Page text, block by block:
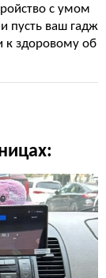
с умом
пусть ваш гадж
к здоровому об